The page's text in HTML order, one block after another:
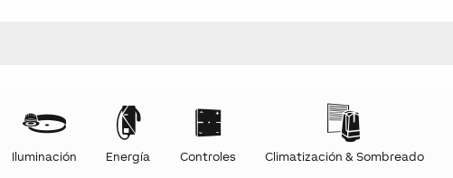
Iluminación Energía Controles Climatización & Sombreado